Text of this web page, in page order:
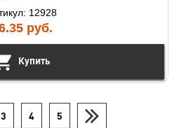
12928
руб.
Купить
3 4 5